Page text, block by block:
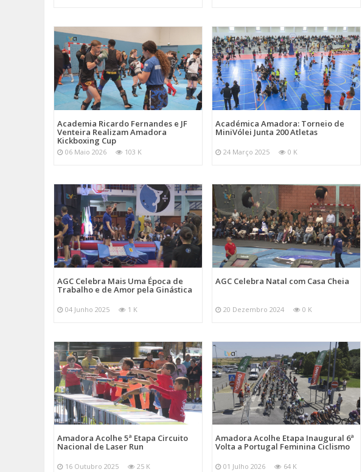
Academia Ricardo Fernandes e JF
Venteira Realizam Amadora
Kickboxing Cup
06 Maio 2026 103 K
Académica Amadora: Torneio de
MiniVólei Junta 200 Atletas
24 Março 2025 0 K
AGC Celebra Mais Uma Época de
Trabalho e de Amor pela Ginástica
04 Junho 2025 1 K
AGC Celebra Natal com Casa Cheia
20 Dezembro 2024 0 K
Amadora Acolhe 5ª Etapa Circuito
Nacional de Laser Run
16 Outubro 2025 25 K
Amadora Acolhe Etapa Inaugural 6ª
Volta a Portugal Feminina Ciclismo
01 Julho 2026 64 K